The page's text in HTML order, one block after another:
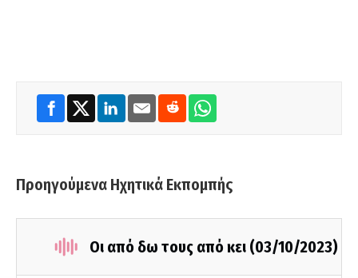
Προηγούμενα Ηχητικά Εκπομπής
Οι από δω τους από κει (03/10/2023)